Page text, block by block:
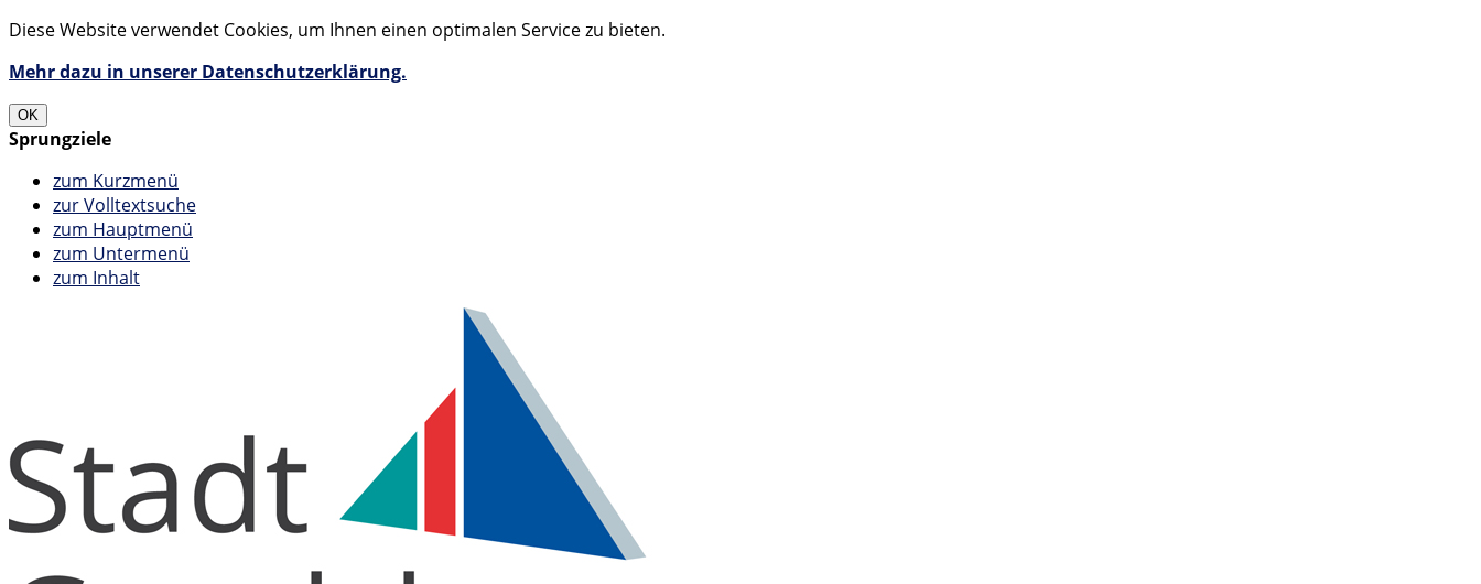
Diese Website verwendet Cookies, um Ihnen einen optimalen Service zu bieten.
Mehr dazu in unserer Datenschutzerklärung.
OK
Sprungziele
zum Kurzmenü
zur Volltextsuche
zum Hauptmenü
zum Untermenü
zum Inhalt